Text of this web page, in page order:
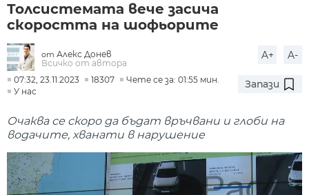
Толсистемата вече засича
скоростта на шофьорите
от Алекс Донев
Всичко от автора
A+ A-
07:32, 23.11.2023 18307
Чете се за: 01:55 мин.
У нас
Запази
Очаква се скоро да бъдат връчвани и глоби на
водачите, хванати в нарушение